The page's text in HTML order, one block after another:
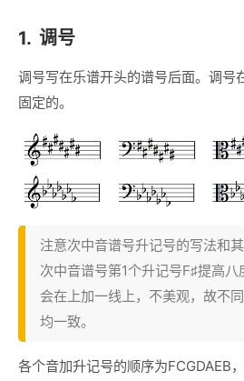
1. 调号
调号写在乐谱开头的谱号后面。调号
固定的。
注意次中音谱号升记号的写法和
次中音谱号第1个升记号F♯提高
会在上加一线上，不美观，故不
均一致。
各个音加升记号的顺序为FCGDAEB